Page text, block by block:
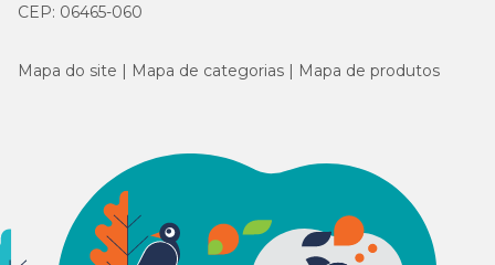
CEP: 06465-060
Mapa do site Mapa de categorias Mapa de produtos